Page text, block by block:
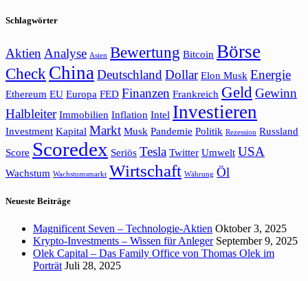
Schlagwörter
Aktien Analyse Asien Bewertung Bitcoin Börse
Check ChinaDeutschland Dollar Elon Musk Energie
Ethereum EU Europa FED Finanzen Frankreich GeldGewinn
Halbleiter Immobilien Inflation Intel Investieren
Investment Kapital Markt Musk Pandemie Politik Rezession Russland
Score Scoredex Seriös Tesla Twitter Umwelt USA
Wachstum Wachstumsmarkt Wirtschaft Währung Öl
Neueste Beiträge
Magnificent Seven – Technologie-Aktien Oktober 3, 2025
Krypto-Investments – Wissen für Anleger September 9, 2025
Olek Capital – Das Family Office von Thomas Olek im
Porträt Juli 28, 2025